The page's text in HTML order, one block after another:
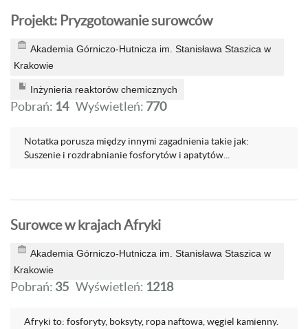
Projekt: Pryzgotowanie surowców
Akademia Górniczo-Hutnicza im. Stanisława Staszica w
Krakowie
Inżynieria reaktorów chemicznych
Pobrań: 14 Wyświetleń: 770
Notatka porusza między innymi zagadnienia takie jak:
Suszenie i rozdrabnianie fosforytów i apatytów...
Surowce w krajach Afryki
Akademia Górniczo-Hutnicza im. Stanisława Staszica w
Krakowie
Pobrań: 35 Wyświetleń: 1218
Afryki to: fosforyty, boksyty, ropa naftowa, węgiel kamienny.